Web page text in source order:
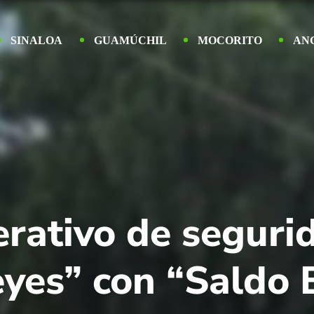
SINALOA GUAMÚCHIL MOCORITO
de
con “Saldo